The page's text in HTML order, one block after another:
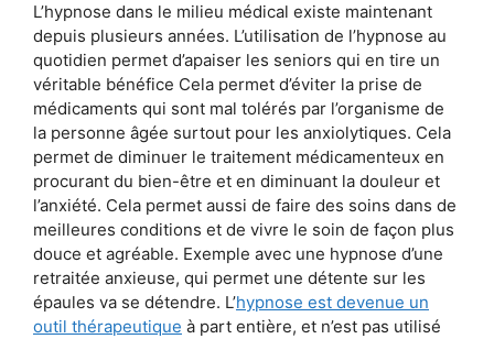
L’hypnose dans le milieu médical existe maintenant
depuis plusieurs années. L’utilisation de l’hypnose au
quotidien permet d’apaiser les seniors qui en tire un
véritable bénéfice Cela permet d’éviter la prise de
médicaments qui sont mal tolérés par l’organisme de
la personne âgée surtout pour les anxiolytiques. Cela
permet de diminuer le traitement médicamenteux en
procurant du bien-être et en diminuant la douleur et
l’anxiété. Cela permet aussi de faire des soins dans de
meilleures conditions et de vivre le soin de façon plus
douce et agréable. Exemple avec une hypnose d’une
retraitée anxieuse, qui permet une détente sur les
épaules va se détendre. L’hypnose est devenue un
outil thérapeutique à part entière, et n’est pas utilisé